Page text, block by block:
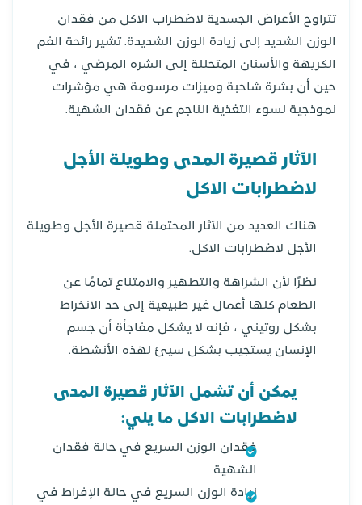
تتراوح الأعراض الجسدية لاضطراب الاكل من فقدان
الوزن الشديد إلى زيادة الوزن الشديدة. تشير رائحة الفم
الكريهة والأسنان المتحللة إلى الشره المرضي ، في
حين أن بشرة شاحبة وميزات مرسومة هي مؤشرات
نموذجية لسوء التغذية الناجم عن فقدان الشهية.
الآثار قصيرة المدى وطويلة الأجل
لاضطرابات الاكل
هناك العديد من الآثار المحتملة قصيرة الأجل وطويلة
الأجل لاضطرابات الاكل.
نظرًا لأن الشراهة والتطهير والامتناع تمامًا عن
الطعام كلها أعمال غير طبيعية إلى حد الانخراط
بشكل روتيني ، فإنه لا يشكل مفاجأة أن جسم
الإنسان يستجيب بشكل سيئ لهذه الأنشطة.
يمكن أن تشمل الآثار قصيرة المدى
لاضطرابات الاكل ما يلي:
فقدان الوزن السريع في حالة فقدان
الشهية
زيادة الوزن السريع في حالة الإفراط في